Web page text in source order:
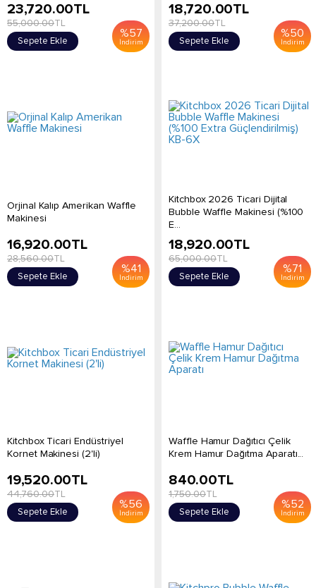
%57
İndirim
23,720.00TL
55,000.00TL
Sepete Ekle
%50
İndirim
18,720.00TL
37,200.00TL
Sepete Ekle
Orjinal Kalıp Amerikan Waffle
Makinesi
%41
İndirim
16,920.00TL
28,560.00TL
Sepete Ekle
Kitchbox 2026 Ticari Dijital
Bubble Waffle Makinesi (%100
E...
%71
İndirim
18,920.00TL
65,000.00TL
Sepete Ekle
Kitchbox Ticari Endüstriyel
Kornet Makinesi (2'li)
%56
İndirim
19,520.00TL
44,760.00TL
Sepete Ekle
Waffle Hamur Dağıtıcı Çelik
Krem Hamur Dağıtma Aparatı...
%52
İndirim
840.00TL
1,750.00TL
Sepete Ekle